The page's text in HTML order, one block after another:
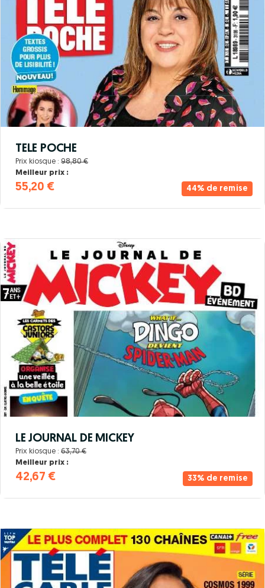
44% de remise
TELE POCHE
Prix kiosque : 98,80 €
Meilleur prix :
55,20 €
33% de remise
LE JOURNAL DE MICKEY
Prix kiosque : 63,70 €
Meilleur prix :
42,67 €